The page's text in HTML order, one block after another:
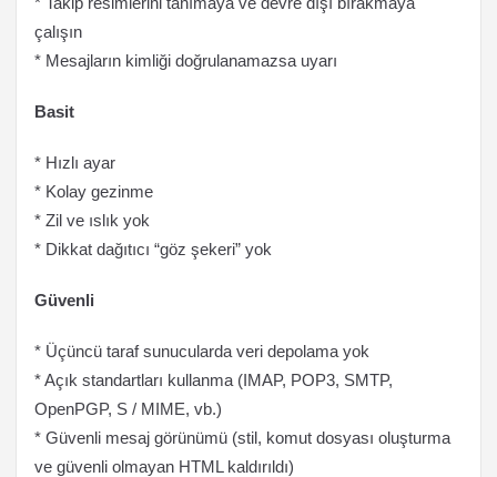
çalışın
* Mesajların kimliği doğrulanamazsa uyarı
Basit
* Hızlı ayar
* Kolay gezinme
* Zil ve ıslık yok
* Dikkat dağıtıcı “göz şekeri” yok
Güvenli
* Üçüncü taraf sunucularda veri depolama yok
* Açık standartları kullanma (IMAP, POP3, SMTP,
OpenPGP, S / MIME, vb.)
* Güvenli mesaj görünümü (stil, komut dosyası oluşturma
ve güvenli olmayan HTML kaldırıldı)